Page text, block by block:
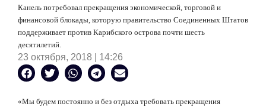
Канель потребовал прекращения экономической, торговой и
финансовой блокады, которую правительство Соединенных Штатов
поддерживает против Карибского острова почти шесть
десятилетий.
23 октября, 2018 | 14:26
«Мы будем постоянно и без отдыха требовать прекращения